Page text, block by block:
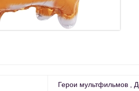
Герои мультфильмов